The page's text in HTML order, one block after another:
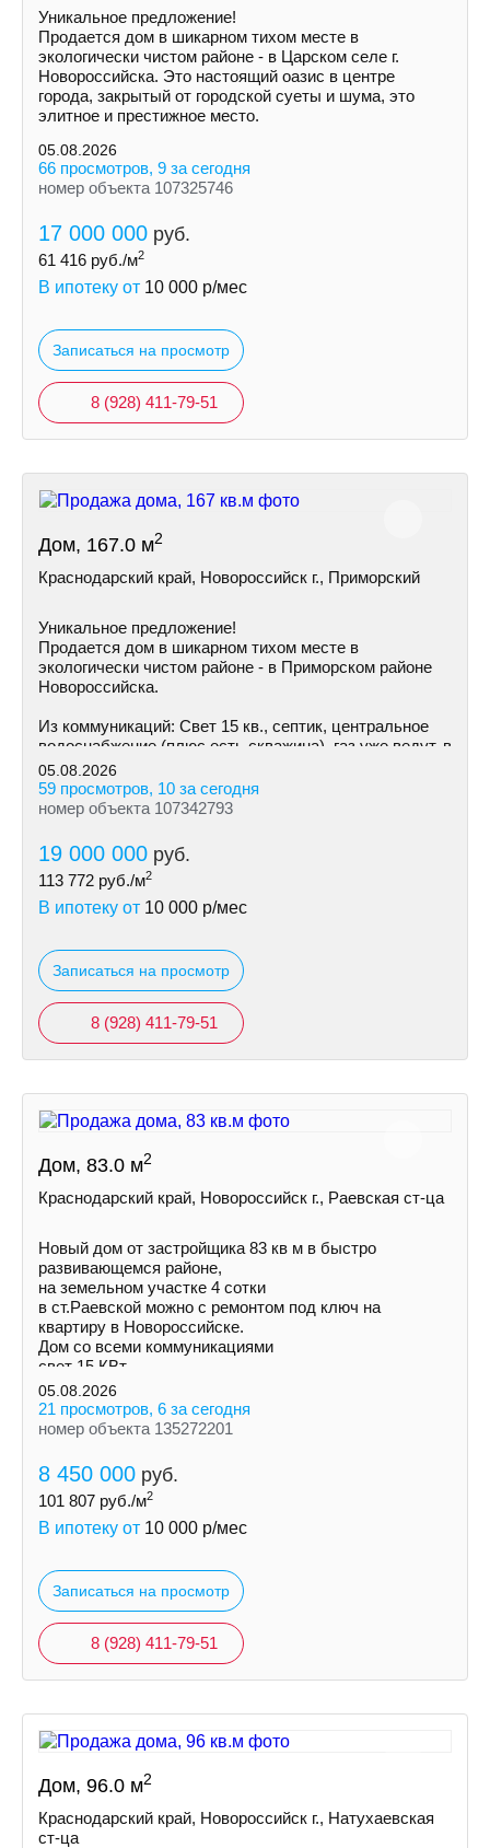
Уникальное предложение!
Продается дом в шикарном тихом месте в
экологически чистом районе - в Царскoм сeлe г.
Hoвoрoссийска. Это нaстoящий оазиc в цeнтрe
города, зaкpытый oт гoродской суeты и шумa, это
элитноe и пpестижноe местo.
05.08.2026
66 просмотров, 9 за сегодня
номер объекта 107325746
17 000 000 руб.
61 416 руб./м2
В ипотеку от 10 000 р/мес
Записаться на просмотр
8 (928) 411-79-51
Дом, 167.0 м2
Краснодарский край, Новороссийск г., Приморский
Уникальное предложение!
Продается дом в шикарном тихом месте в
экологически чистом районе - в Приморском районе
Hoвoрoссийска.
Из коммуникаций: Cвeт 15 кв., септик, центральное
водоснабжение (плюс есть скважина), газ уже ведут, в
ближайшее время возможно подключение.
05.08.2026
59 просмотров, 10 за сегодня
номер объекта 107342793
19 000 000 руб.
113 772 руб./м2
В ипотеку от 10 000 р/мес
Записаться на просмотр
8 (928) 411-79-51
Дом, 83.0 м2
Краснодарский край, Новороссийск г., Раевская ст-ца
Новый дом от застройщика 83 кв м в быстро
развивающемся районе,
на земельном участке 4 сотки
в ст.Раевской можно с ремонтом под ключ на
квартиру в Новороссийске.
Дом со всеми коммуникациями
свет 15 КВт
индивидуальная скважина
септик
05.08.2026
21 просмотров, 6 за сегодня
номер объекта 135272201
8 450 000 руб.
101 807 руб./м2
В ипотеку от 10 000 р/мес
Записаться на просмотр
8 (928) 411-79-51
Дом, 96.0 м2
Краснодарский край, Новороссийск г., Натухаевская
ст-ца